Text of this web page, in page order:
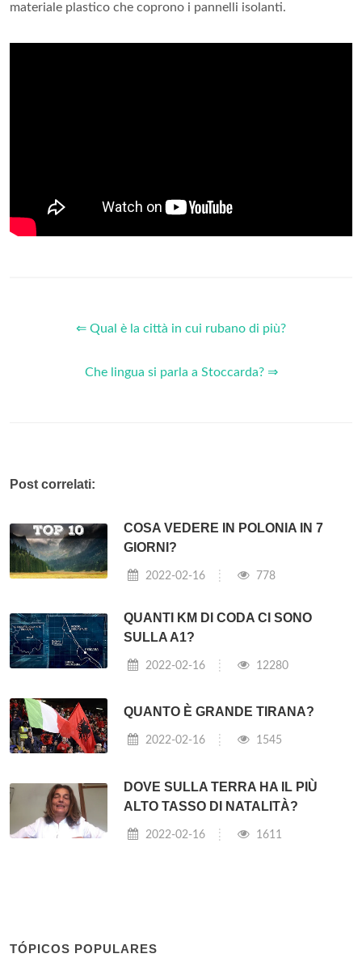
materiale plastico che coprono i pannelli isolanti.
⇐ Qual è la città in cui rubano di più?
Che lingua si parla a Stoccarda? ⇒
Post correlati:
COSA VEDERE IN POLONIA IN 7
GIORNI?
2022-02-16 778
QUANTI KM DI CODA CI SONO
SULLA A1?
2022-02-16 12280
QUANTO È GRANDE TIRANA?
2022-02-16 1545
DOVE SULLA TERRA HA IL PIÙ
ALTO TASSO DI NATALITÀ?
2022-02-16 1611
TÓPICOS POPULARES